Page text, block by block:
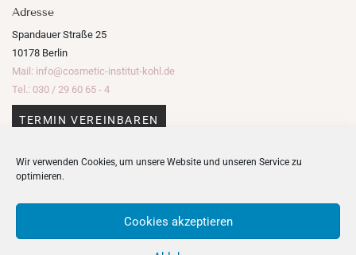
Wir verwenden Cookies, um unsere Website und unseren Service zu
optimieren.
Cookies akzeptieren
Adresse
Spandauer Straße 25
10178 Berlin
Mail: info@cosmetic-institut-kohl.de
Tel.: 030 / 29 60 65 - 4
TERMIN VEREINBAREN
Öffnungszeiten
Montag: 11:00 - 19:00 Uhr
Dienstag + Donnerstag: 9:00 - 19:00 Uhr
Mittwoch + Freitag: 9:00 - 13:00 Uhr